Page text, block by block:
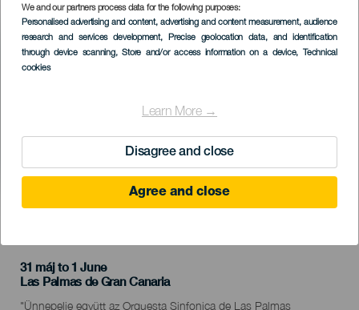
We and our partners process data for the following purposes:
Personalised advertising and content, advertising and content measurement, audience
research and services development, Precise geolocation data, and identification
through device scanning, Store and/or access information on a device, Technical
cookies
Learn More →
Disagree and close
Agree and close
Imagen
Listado
31 máj to 1 June
Localidad
Las Palmas de Gran Canaria
Descripción
"Ünnepelje együtt az Orquesta Sinfonica de Las Palmas